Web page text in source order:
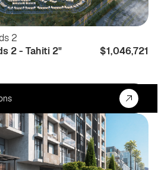
2
2 - Tahiti 2"
$1,046,721